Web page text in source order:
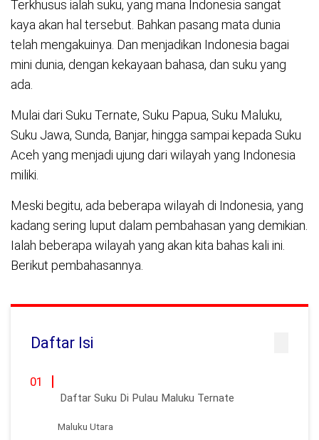
Terkhusus ialah suku, yang mana Indonesia sangat
kaya akan hal tersebut. Bahkan pasang mata dunia
telah mengakuinya. Dan menjadikan Indonesia bagai
mini dunia, dengan kekayaan bahasa, dan suku yang
ada.
Mulai dari Suku Ternate, Suku Papua, Suku Maluku,
Suku Jawa, Sunda, Banjar, hingga sampai kepada Suku
Aceh yang menjadi ujung dari wilayah yang Indonesia
miliki.
Meski begitu, ada beberapa wilayah di Indonesia, yang
kadang sering luput dalam pembahasan yang demikian.
Ialah beberapa wilayah yang akan kita bahas kali ini.
Berikut pembahasannya.
Daftar Isi
Daftar Suku Di Pulau Maluku Ternate
Maluku Utara